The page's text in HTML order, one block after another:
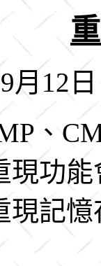
月12日
、
現功
現記